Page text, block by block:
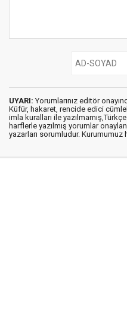
UYARI: Yorumlarınız editör
Küfür, hakaret, rencide edici
imla kuralları ile
harflerle yazılmış yorumlar
yazarları sorumludur.